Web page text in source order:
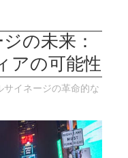
の未来：
アの可能性
サイネージの革命的な